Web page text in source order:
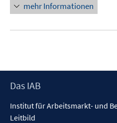
mehr Informationen
Footer
Das IAB
Institut für Arbeitsmarkt- und
Leitbild